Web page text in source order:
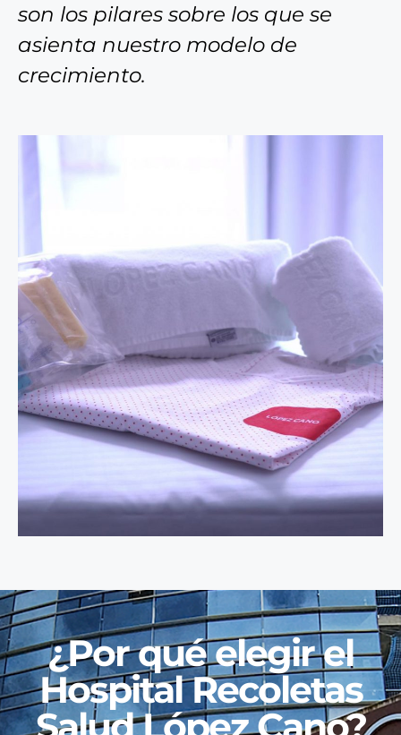
son los pilares sobre los que se
asienta nuestro modelo de
crecimiento.
¿Por qué elegir el
Hospital Recoletas
Salud López Cano?